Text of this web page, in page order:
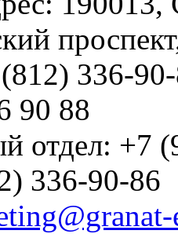
336-
90 88
отдел: +7
336-90-86